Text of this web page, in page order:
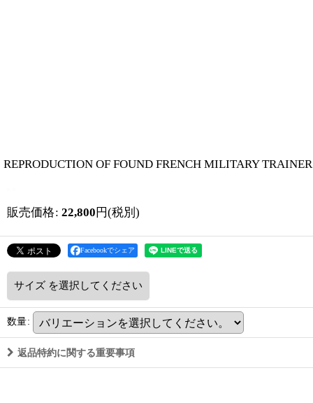
REPRODUCTION OF FOUND FRENCH MILITARY
販売価格: 22,800 円(税別)
Facebookでシェア
サイズ を選択してください
数量:
返品特約に関する重要事項